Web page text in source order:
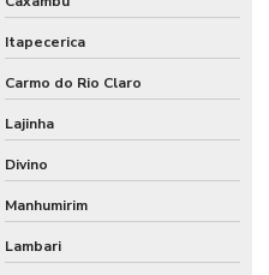
Itapecerica
Carmo do Rio Claro
Lajinha
Divino
Manhumirim
Lambari